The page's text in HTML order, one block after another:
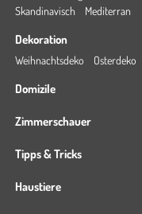
Skandinavisch
Mediterran
Dekoration
Weihnachtsdeko Osterdeko
Domizile
Zimmerschauer
Tipps & Tricks
Haustiere